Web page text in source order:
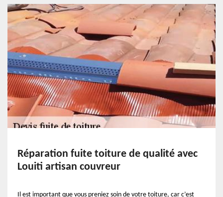
Réparation fuite toiture de qualité avec
Louiti artisan couvreur
Il est important que vous preniez soin de votre toiture, car c’est